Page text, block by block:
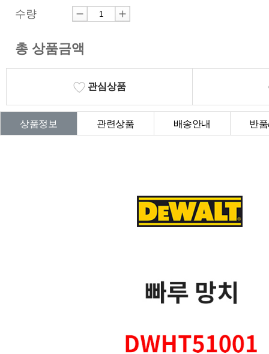
수량
총 상품금액
관심상품
상품정보 관련상품 배송안내 반